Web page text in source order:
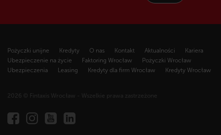
Pożyczki unijne Kredyty O nas Kontakt Aktualności
Kariera
Ubezpieczenie na życie
Faktoring Wrocław
Pożyczki Wrocław
Ubezpieczenia
Leasing Kredyty dla firm Wrocław Kredyty Wrocław
2026 © Fintaxis Wrocław - Wszelkie prawa zastrzeżone